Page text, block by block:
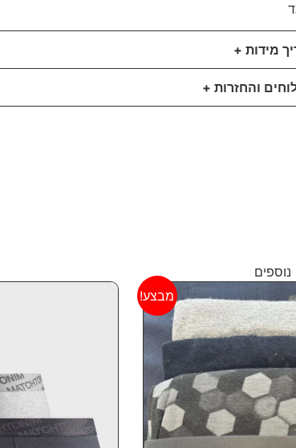
מידות +
והחזרות +
נוספים
מבצע!